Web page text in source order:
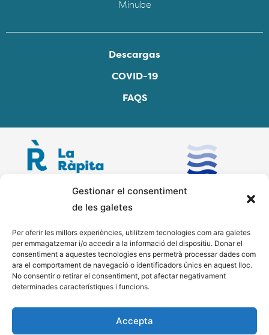
Gestionar el consentiment
de les galetes
Per oferir les millors experiències, utilitzem tecnologies com ara galetes
per emmagatzemar i/o accedir a la informació del dispositiu. Donar el
consentiment a aquestes tecnologies ens permetrà processar dades com
ara el comportament de navegació o identificadors únics en aquest lloc.
No consentir o retirar el consentiment, pot afectar negativament
determinades característiques i funcions.
Accepta
Minube
Descargas
COVID-19
FAQS